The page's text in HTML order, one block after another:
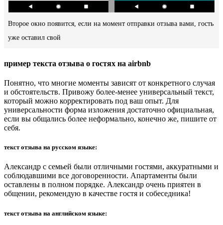
Второе окно появится, если на момент отправки отзыва вами, гость
уже оставил свой
пример текста отзыва о гостях на airbnb
Понятно, что многие моменты зависят от конкретного случая
и обстоятельств. Привожу более-менее универсальный текст,
который можно корректировать под ваш опыт. Для
универсальности форма изложения достаточно официальная,
если вы общались более неформально, конечно же, пишите от
себя.
текст отзыва на русском языке:
Александр с семьей были отличными гостями, аккуратными и
соблюдавшими все договоренности. Апартаменты были
оставлены в полном порядке. Александр очень приятен в
общении, рекомендую в качестве гостя и собеседника!
текст отзыва на английском языке: